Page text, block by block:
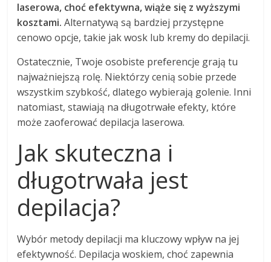
laserowa, choć efektywna, wiąże się z wyższymi
kosztami. Alternatywą są bardziej przystępne
cenowo opcje, takie jak wosk lub kremy do depilacji.
Ostatecznie, Twoje osobiste preferencje grają tu
najważniejszą rolę. Niektórzy cenią sobie przede
wszystkim szybkość, dlatego wybierają golenie. Inni
natomiast, stawiają na długotrwałe efekty, które
może zaoferować depilacja laserowa.
Jak skuteczna i
długotrwała jest
depilacja?
Wybór metody depilacji ma kluczowy wpływ na jej
efektywność. Depilacja woskiem, choć zapewnia